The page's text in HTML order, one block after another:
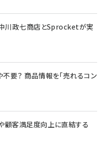
川政七商店とSprocketが実
要？ 商品情報を「売れるコン
顧客満足度向上に直結する